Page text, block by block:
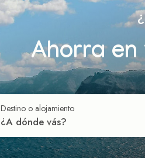
Ahorra
Destino o alojamiento